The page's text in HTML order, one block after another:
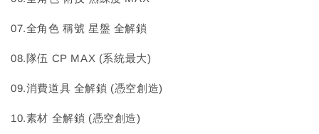
07.全角色 稱號 星盤 全解鎖
08.隊伍 CP MAX (系統最大)
09.消費道具 全解鎖 (憑空創造)
10.素材 全解鎖 (憑空創造)